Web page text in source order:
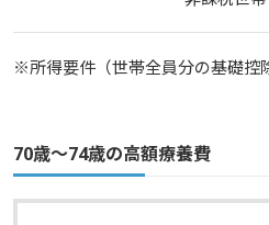
※所得要件（世帯全員分の基礎控
70歳〜74歳の高額療養費